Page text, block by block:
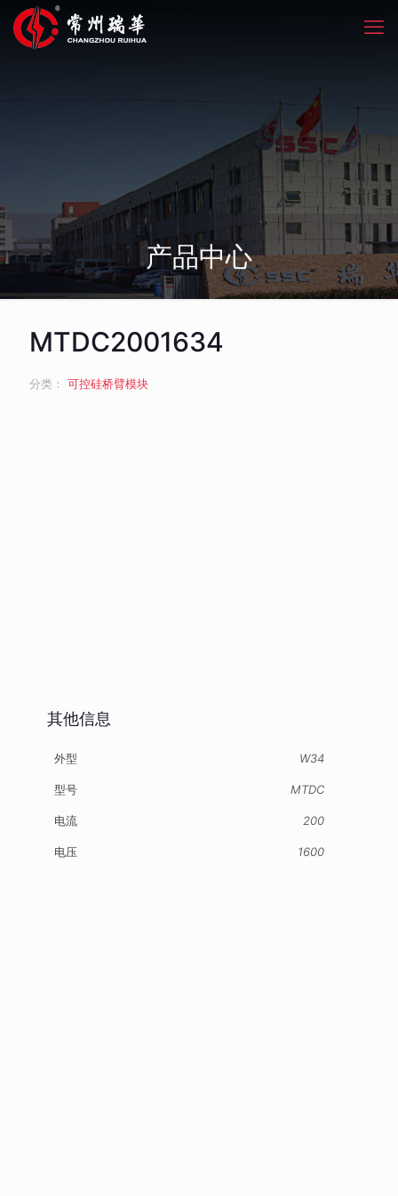
产品中心
MTDC2001634
分类： 可控硅桥臂模块
其他信息
外型 W34
型号 MTDC
电流 200
电压 1600